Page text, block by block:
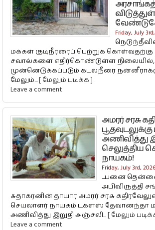
Friday, July
மக்கள் குடிநீரரைப் பெற்றுக் கொள்வதற்கு
சவால்களை எதிர்கொண்டுள்ள நிலையில்,
முன்னெடுக்கப்படும் கடல்நீரை
மேலும்... [ மேலும் படிக்க ]
Leave a comment
அமரர் சரசு
அணிவித்து
செலுத்திய
நாயகம்!
Friday, July 3rd, 2026
...பனை தென்னை
அபிவிருத்தி
சுதாகரனின் தாயார் அமரர் சரசு
செயலாளர் நாயகம் டக்ளஸ் தேவானந்தா
அணிவித்து இறுதி அஞ்சலி... [ மேலும்
Leave a comment